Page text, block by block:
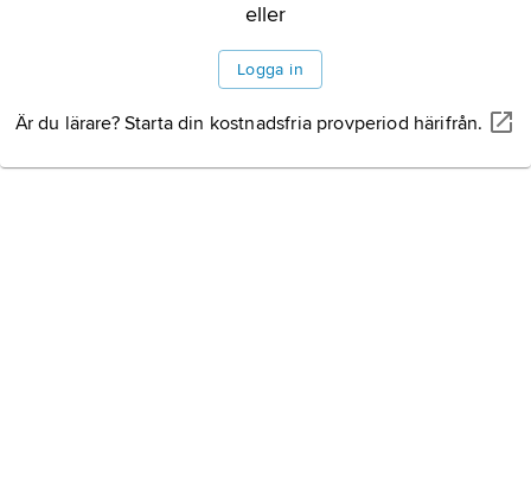
eller
Logga in
Är du lärare? Starta din kostnadsfria provperiod härifrån.